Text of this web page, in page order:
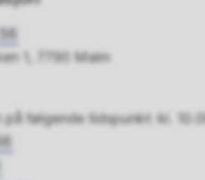
1, 7790 Malm
på følgende tidspunkt: kl.